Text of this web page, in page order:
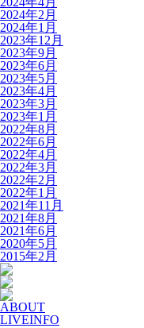
2024年2月
2024年1月
2023年12月
2023年9月
2023年6月
2023年5月
2023年4月
2023年3月
2023年1月
2022年8月
2022年6月
2022年4月
2022年3月
2022年2月
2022年1月
2021年11月
2021年8月
2021年6月
2020年5月
2015年2月
ABOUT
LIVEINFO